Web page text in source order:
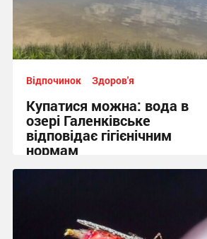
Відпочинок Здоров'я
Купатися можна: вода в
озері Галенківське
відповідає гігієнічним
нормам